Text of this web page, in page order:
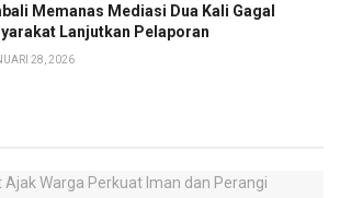
Memanas Mediasi Dua Kali Gagal
Lanjutkan Pelaporan
28, 2026